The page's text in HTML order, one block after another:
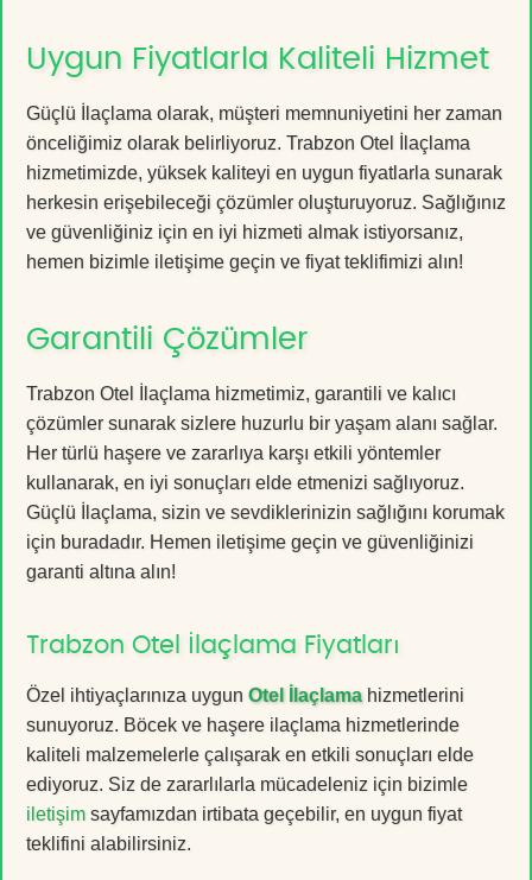
Uygun Fiyatlarla Kaliteli Hizmet
Güçlü İlaçlama olarak, müşteri memnuniyetini her zaman
önceliğimiz olarak belirliyoruz. Trabzon Otel İlaçlama
hizmetimizde, yüksek kaliteyi en uygun fiyatlarla sunarak
herkesin erişebileceği çözümler oluşturuyoruz. Sağlığınız
ve güvenliğiniz için en iyi hizmeti almak istiyorsanız,
hemen bizimle iletişime geçin ve fiyat teklifimizi alın!
Garantili Çözümler
Trabzon Otel İlaçlama hizmetimiz, garantili ve kalıcı
çözümler sunarak sizlere huzurlu bir yaşam alanı sağlar.
Her türlü haşere ve zararlıya karşı etkili yöntemler
kullanarak, en iyi sonuçları elde etmenizi sağlıyoruz.
Güçlü İlaçlama, sizin ve sevdiklerinizin sağlığını korumak
için buradadır. Hemen iletişime geçin ve güvenliğinizi
garanti altına alın!
Trabzon Otel İlaçlama Fiyatları
Özel ihtiyaçlarınıza uygun Otel İlaçlamahizmetlerini
sunuyoruz. Böcek ve haşere ilaçlama hizmetlerinde
kaliteli malzemelerle çalışarak en etkili sonuçları elde
ediyoruz. Siz de zararlılarla mücadeleniz için bizimle
iletişim sayfamızdan irtibata geçebilir, en uygun fiyat
teklifini alabilirsiniz.